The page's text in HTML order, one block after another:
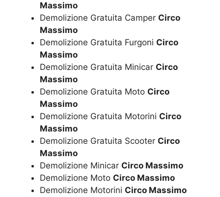
Massimo
Demolizione Gratuita Camper Circo
Massimo
Demolizione Gratuita Furgoni Circo
Massimo
Demolizione Gratuita Minicar Circo
Massimo
Demolizione Gratuita Moto Circo
Massimo
Demolizione Gratuita Motorini Circo
Massimo
Demolizione Gratuita Scooter Circo
Massimo
Demolizione Minicar Circo Massimo
Demolizione Moto Circo Massimo
Demolizione Motorini Circo Massimo